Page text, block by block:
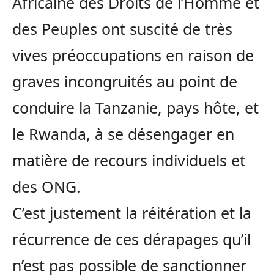
des Peuples ont suscité de très
vives préoccupations en raison de
graves incongruités au point de
conduire la Tanzanie, pays hôte, et
le Rwanda, à se désengager en
matière de recours individuels et
des ONG.
C’est justement la réitération et la
récurrence de ces dérapages qu’il
n’est pas possible de sanctionner